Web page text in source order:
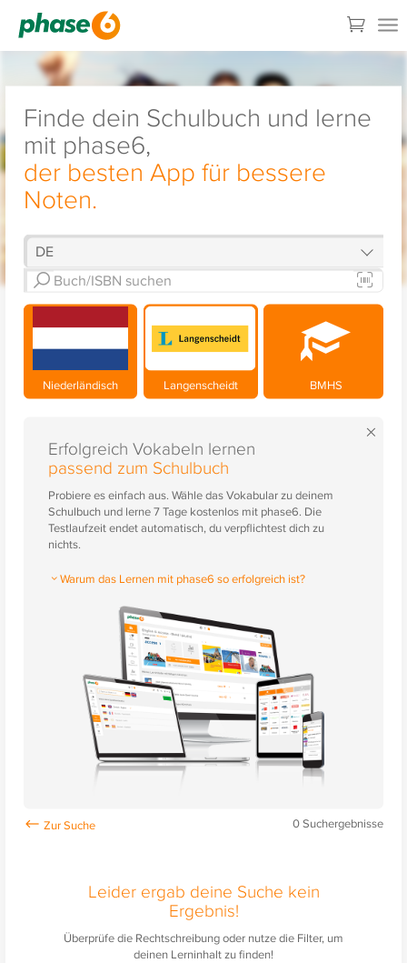
Finde dein Schulbuch und lerne
mit phase6,
der besten App für bessere
Noten.
Niederländisch Langenscheidt BMHS
×
Erfolgreich Vokabeln lernen
passend zum Schulbuch
Probiere es einfach aus. Wähle das Vokabular zu deinem
Schulbuch und lerne 7 Tage kostenlos mit phase6. Die
Testlaufzeit endet automatisch, du verpflichtest dich zu
nichts.
Warum das Lernen mit phase6 so erfolgreich ist?
0Suchergebnisse
Leider ergab deine Suche kein
Ergebnis!
Überprüfe die Rechtschreibung oder nutze die Filter, um
deinen Lerninhalt zu finden!